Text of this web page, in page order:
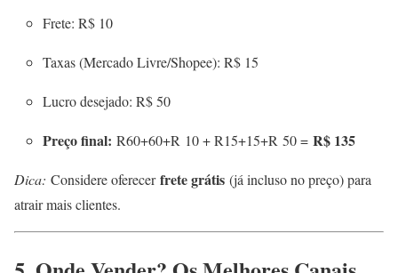
Frete: R$ 10
Taxas (Mercado Livre/Shopee): R$ 15
Lucro desejado: R$ 50
Preço final: R60+60+R 10 + R15+15+R 50 = R$ 135
Dica: Considere oferecerfrete grátis (já incluso no preço) para
atrair mais clientes.